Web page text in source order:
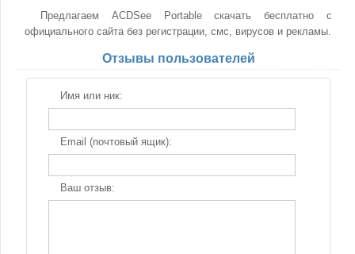
Предлагаем ACDSee Portable скачать бесплатно с
официального сайта без регистрации, смс, вирусов и рекламы.
Отзывы пользователей
Имя или ник:
Email (почтовый ящик):
Ваш отзыв: